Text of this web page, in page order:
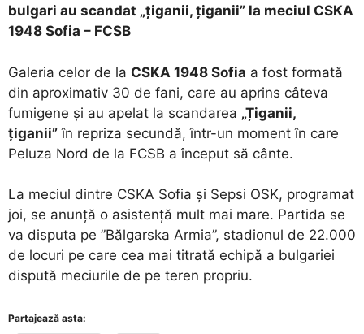
bulgari au scandat „țiganii, țiganii” la meciul CSKA
1948 Sofia – FCSB
Galeria celor de la CSKA 1948 Sofia a fost formată
din aproximativ 30 de fani, care au aprins câteva
fumigene și au apelat la scandarea „Țiganii,
țiganii” în repriza secundă, într-un moment în care
Peluza Nord de la FCSB a început să cânte.
La meciul dintre CSKA Sofia și Sepsi OSK, programat
joi, se anunță o asistență mult mai mare. Partida se
va disputa pe ”Bălgarska Armia”, stadionul de 22.000
de locuri pe care cea mai titrată echipă a bulgariei
dispută meciurile de pe teren propriu.
Partajează asta: